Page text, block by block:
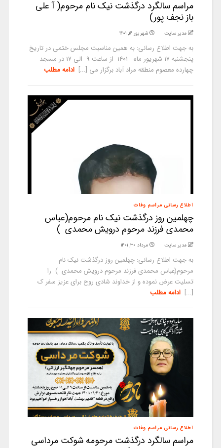
مراسم سالگرد درگذشت نیک نام مرحوم( آ علی
باز نجف پور)
مدیر سایت شهریور ۱۶, ۱۴۰۱
به جهت اطلاع رسانی: به همین مناسبت مجلس ختمی در تاریخ
پنجشنبه ۱۷ شهریور ماه ۱۴۰۱ از ساعت ۹ الی ۱۷ در مسجد
چهارده معصوم منطقه مراد آباد برگزار می‌ [...] ادامه مطلب
اطلاع رسانی مراسم وفات
چهلمین روز درگذشت نیک نام مرحوم(عباس
محمدی فرزند مرحوم درویش محمدی )
مدیر سایت مرداد ۳۰, ۱۴۰۱
به جهت اطلاع رسانی: چهلمین روز درگذشت نیک نام
مرحوم(عباس محمدی فرزند مرحوم درویش محمدی ) را
تسلیت عرض نموده و از خداوند شادی روح برای عزیز سفر ک
[...] ادامه مطلب
اطلاع رسانی مراسم وفات
مراسم سالگرد درگذشت مرحومه شوکت مرداسی